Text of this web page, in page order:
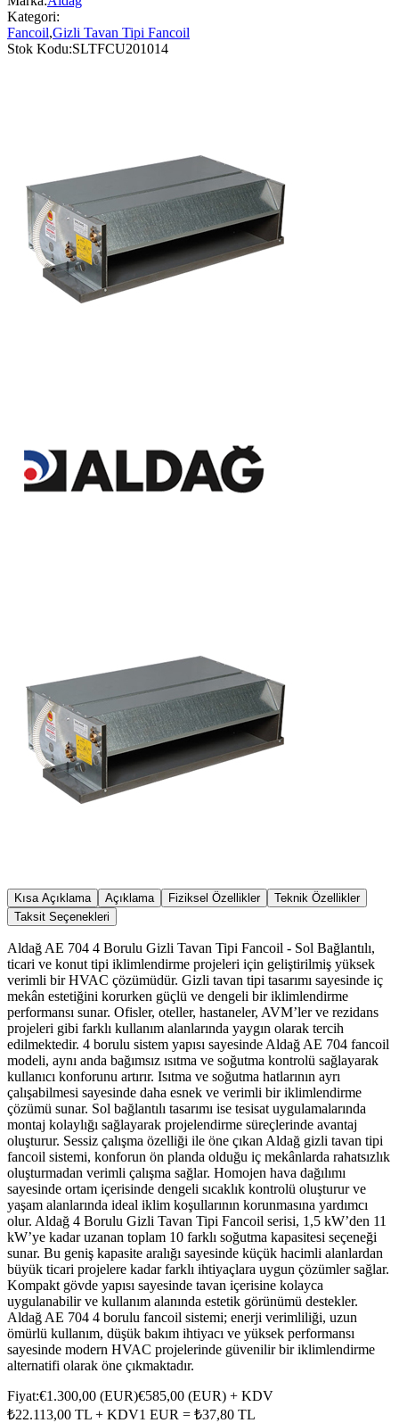
Kategori:
Fancoil,Gizli Tavan Tipi Fancoil
Stok Kodu:SLTFCU201014
Kısa Açıklama Açıklama Fiziksel Özellikler
Teknik Özellikler
Taksit Seçenekleri
Aldağ AE 704 4 Borulu Gizli Tavan Tipi Fancoil - Sol Bağlantılı,
ticari ve konut tipi iklimlendirme projeleri için geliştirilmiş yüksek
verimli bir HVAC çözümüdür. Gizli tavan tipi tasarımı sayesinde iç
mekân estetiğini korurken güçlü ve dengeli bir iklimlendirme
performansı sunar. Ofisler, oteller, hastaneler, AVM’ler ve rezidans
projeleri gibi farklı kullanım alanlarında yaygın olarak tercih
edilmektedir. 4 borulu sistem yapısı sayesinde Aldağ AE 704 fancoil
modeli, aynı anda bağımsız ısıtma ve soğutma kontrolü sağlayarak
kullanıcı konforunu artırır. Isıtma ve soğutma hatlarının ayrı
çalışabilmesi sayesinde daha esnek ve verimli bir iklimlendirme
çözümü sunar. Sol bağlantılı tasarımı ise tesisat uygulamalarında
montaj kolaylığı sağlayarak projelendirme süreçlerinde avantaj
oluşturur. Sessiz çalışma özelliği ile öne çıkan Aldağ gizli tavan tipi
fancoil sistemi, konforun ön planda olduğu iç mekânlarda rahatsızlık
oluşturmadan verimli çalışma sağlar. Homojen hava dağılımı
sayesinde ortam içerisinde dengeli sıcaklık kontrolü oluşturur ve
yaşam alanlarında ideal iklim koşullarının korunmasına yardımcı
olur. Aldağ 4 Borulu Gizli Tavan Tipi Fancoil serisi, 1,5 kW’den 11
kW’ye kadar uzanan toplam 10 farklı soğutma kapasitesi seçeneği
sunar. Bu geniş kapasite aralığı sayesinde küçük hacimli alanlardan
büyük ticari projelere kadar farklı ihtiyaçlara uygun çözümler sağlar.
Kompakt gövde yapısı sayesinde tavan içerisine kolayca
uygulanabilir ve kullanım alanında estetik görünümü destekler.
Aldağ AE 704 4 borulu fancoil sistemi; enerji verimliliği, uzun
ömürlü kullanım, düşük bakım ihtiyacı ve yüksek performansı
sayesinde modern HVAC projelerinde güvenilir bir iklimlendirme
alternatifi olarak öne çıkmaktadır.
Fiyat:€1.300,00 (EUR)€585,00 (EUR) + KDV
₺22.113,00 TL + KDV1 EUR = ₺37,80 TL